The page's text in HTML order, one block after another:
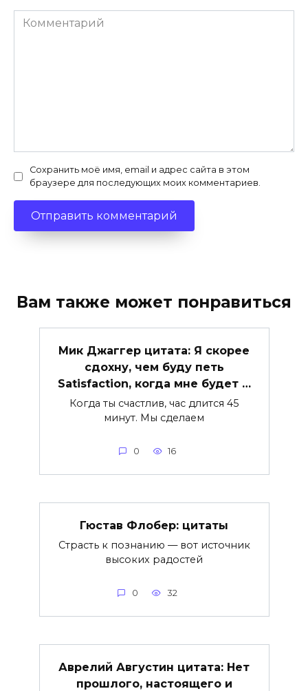
Комментарий
Сохранить моё имя, email и адрес сайта в этом
браузере для последующих моих комментариев.
Вам также может понравиться
Мик Джаггер цитата: Я скорее
сдохну, чем буду петь
Satisfaction, когда мне будет …
Когда ты счастлив, час длится 45
минут. Мы сделаем
0 16
Гюстав Флобер: цитаты
Страсть к познанию — вот источник
высоких радостей
0 32
Аврелий Августин цитата: Нет
прошлого, настоящего и